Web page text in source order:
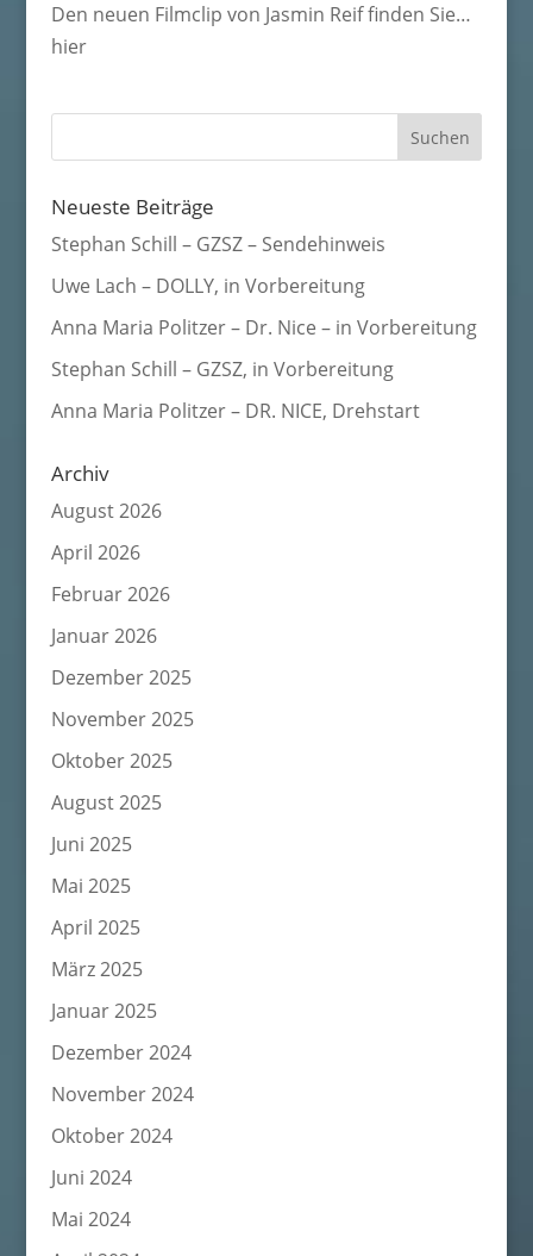
Den neuen Filmclip von Jasmin Reif finden Sie…
hier
Neueste Beiträge
Stephan Schill – GZSZ – Sendehinweis
Uwe Lach – DOLLY, in Vorbereitung
Anna Maria Politzer – Dr. Nice – in Vorbereitung
Stephan Schill – GZSZ, in Vorbereitung
Anna Maria Politzer – DR. NICE, Drehstart
Archiv
August 2026
April 2026
Februar 2026
Januar 2026
Dezember 2025
November 2025
Oktober 2025
August 2025
Juni 2025
Mai 2025
April 2025
März 2025
Januar 2025
Dezember 2024
November 2024
Oktober 2024
Juni 2024
Mai 2024